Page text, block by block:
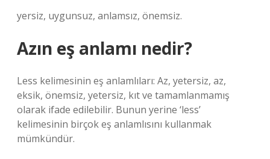
yersiz, uygunsuz, anlamsız, önemsiz.
Azın eş anlamı nedir?
Less kelimesinin eş anlamlıları: Az, yetersiz, az,
eksik, önemsiz, yetersiz, kıt ve tamamlanmamış
olarak ifade edilebilir. Bunun yerine ‘less’
kelimesinin birçok eş anlamlısını kullanmak
mümkündür.